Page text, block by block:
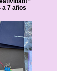
a 7 años